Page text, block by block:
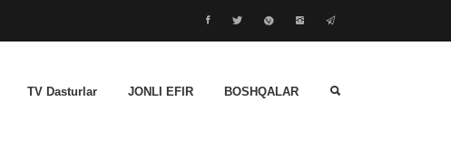
TV Dasturlar JONLI EFIR BOSHQALAR